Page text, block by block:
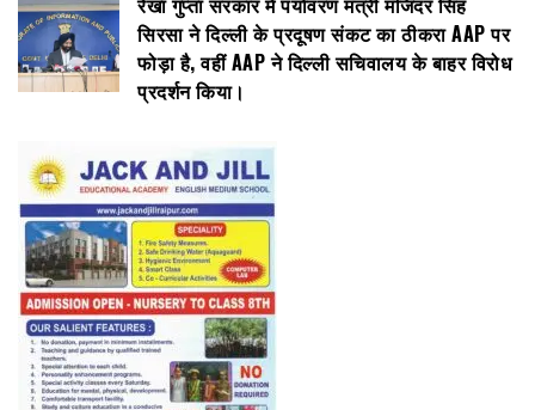
सिरसा ने दिल्ली के प्रदूषण संकट का ठीकरा AAP पर
फोड़ा है, वहीं AAP ने दिल्ली सचिवालय के बाहर विरोध
प्रदर्शन किया।